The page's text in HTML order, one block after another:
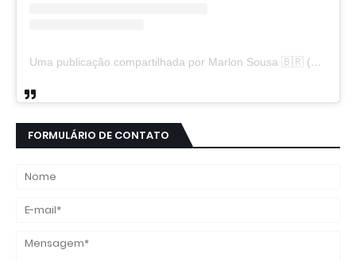
Uma publicação compartilhada por Marlon Sousa 🇧🇷 (@marlon_xlt50)
FORMULÁRIO DE CONTATO